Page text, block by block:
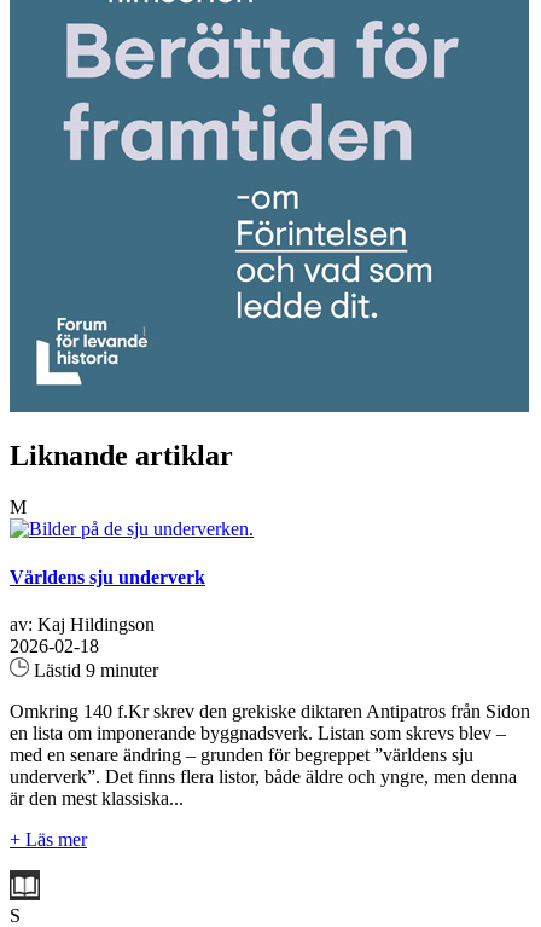
Liknande artiklar
M
Världens sju underverk
av: Kaj Hildingson
2026-02-18
Lästid 9 minuter
Omkring 140 f.Kr skrev den grekiske diktaren Antipatros från Sidon
en lista om imponerande byggnadsverk. Listan som skrevs blev –
med en senare ändring – grunden för begreppet ”världens sju
underverk”. Det finns flera listor, både äldre och yngre, men denna
är den mest klassiska...
+ Läs mer
S